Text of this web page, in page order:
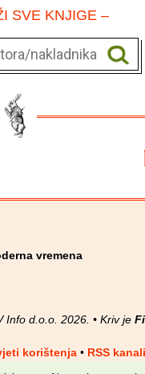
SVE KNJIGE –
vremena
d.o.o. 2026. • Kriv je
korištenja • RSS kanali